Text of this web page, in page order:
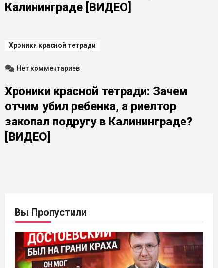
Калининграде [ВИДЕО]
Хроники красной тетради
Нет комментариев
Хроники красной тетради: Зачем
отчим убил ребенка, а риелтор
закопал подругу в Калининграде?
[ВИДЕО]
Вы Пропустили